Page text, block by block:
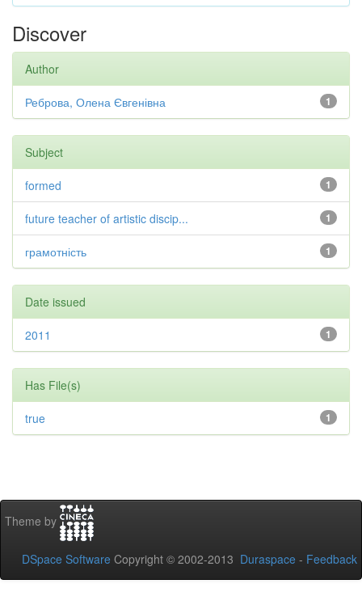
Discover
Author
1
Реброва, Олена Євгенівна
Subject
1
formed
1
future teacher of artistic discip...
1
грамотність
Date issued
1
2011
Has File(s)
1
true
Theme by
DSpace Software Copyright © 2002-2013 Duraspace - Feedback